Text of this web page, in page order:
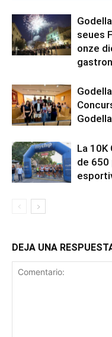
seues
onze
La
de 650
DEJA UNA